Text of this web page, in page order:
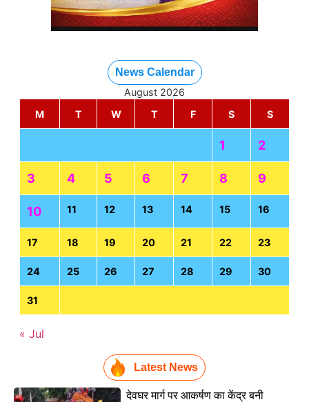
News Calendar
August 2026
M
T W T F S S
1 2
3 4 5 6 7 8 9
10 11 12 13 14 15 16
17 18 19 20 21 22 23
24 25 26 27 28 29 30
31
« Jul
Latest News
देवघर मार्ग पर आकर्षण का केंद्र बनी